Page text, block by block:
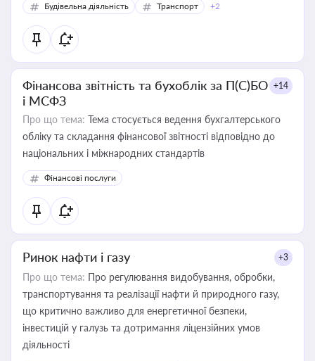
Будівельна діяльність
Транспорт +2
Фінансова звітність та бухоблік за П(С)БО
і МСФЗ
+14
Про що тема: Тема стосується ведення бухгалтерського
обліку та складання фінансової звітності відповідно до
національних і міжнародних стандартів
Фінансові послуги
Ринок нафти і газу +3
Про що тема: Про регулювання видобування, обробки,
транспортування та реалізації нафти й природного газу,
що критично важливо для енергетичної безпеки,
інвестицій у галузь та дотримання ліцензійних умов
діяльності